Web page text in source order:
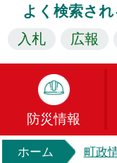
よく検索さ
入札 広報
防災情報
ホーム 町政